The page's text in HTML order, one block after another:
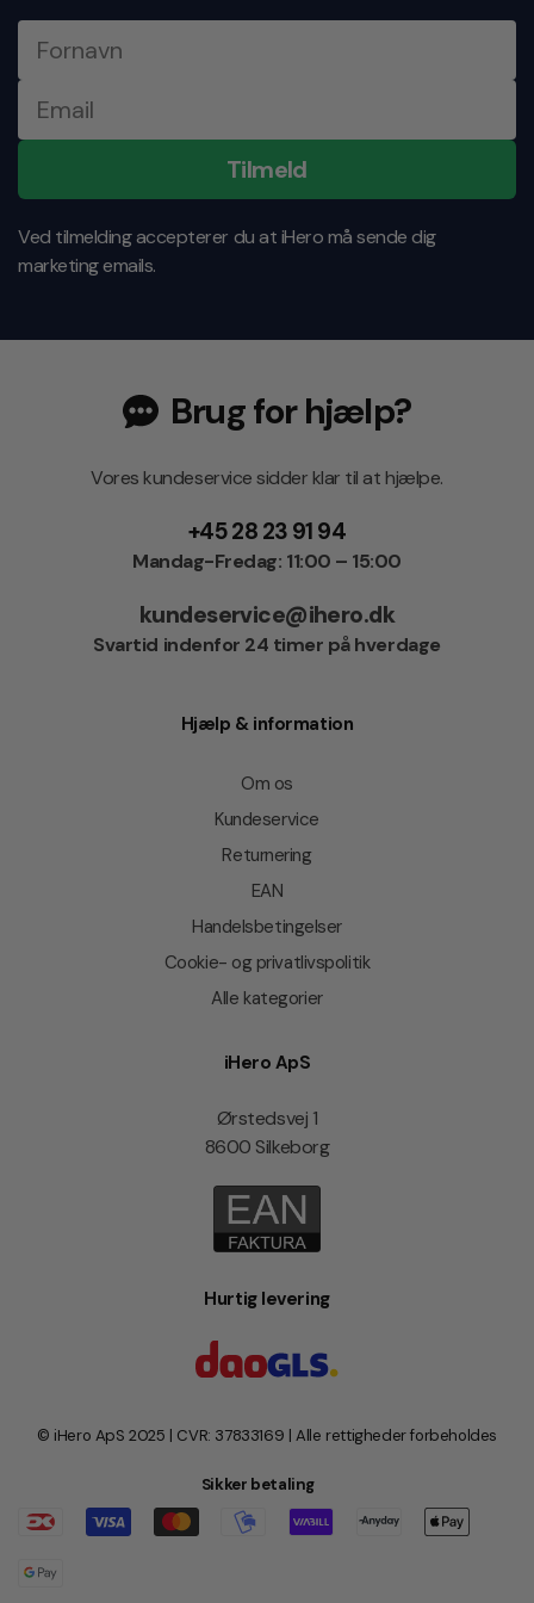
Tilmeld
Ved tilmelding accepterer du at iHero må sende dig
marketing emails.
Brug for hjælp?
Vores kundeservice sidder klar til at hjælpe.
+45 28 23 91 94
Mandag-Fredag: 11:00 – 15:00
kundeservice@ihero.dk
Svartid indenfor 24 timer på hverdage
Hjælp & information
Om os
Kundeservice
Returnering
EAN
Handelsbetingelser
Cookie- og privatlivspolitik
Alle kategorier
iHero ApS
Ørstedsvej 1
8600 Silkeborg
Hurtig levering
© iHero ApS 2025 | CVR: 37833169 | Alle rettigheder forbeholdes
Sikker betaling